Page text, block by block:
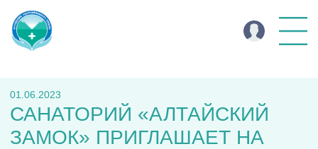
01.06.2023
САНАТОРИЙ «АЛТАЙСКИЙ
ЗАМОК» ПРИГЛАШАЕТ НА